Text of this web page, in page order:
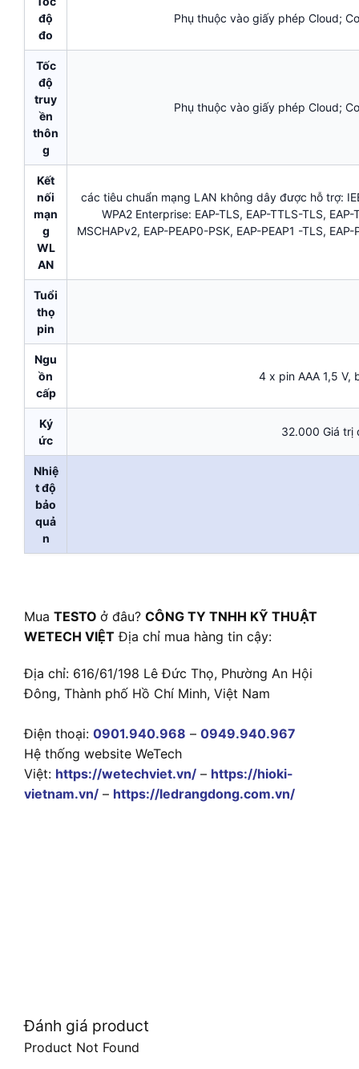
độ
đo
Phụ thuộc vào giấy phép Cloud;
Tốc
độ
truy
ền
thôn
g
Phụ thuộc vào giấy phép Cloud;
Kết
nối
mạn
g
WL
AN
các tiêu chuẩn mạng LAN không dây được hỗ trợ:
WPA2 Enterprise: EAP-TLS, EAP-TTLS-TLS,
MSCHAPv2, EAP-PEAP0-PSK, EAP-PEAP1 -TLS,
Tuổi
thọ
pin
Ngu
ồn
cấp
4 x pin AAA 1,5 V,
Ký
ức
32.000 Giá trị
Nhiệ
t độ
bảo
quả
n
Mua TESTO ở đâu? CÔNG TY TNHH KỸ THUẬT
WETECH VIỆT Địa chỉ mua hàng tin cậy:
Địa chỉ: 616/61/198 Lê Đức Thọ, Phường An Hội
Đông, Thành phố Hồ Chí Minh, Việt Nam
Điện thoại: 0901.940.968 – 0949.940.967
Hệ thống website WeTech
Việt: https://wetechviet.vn/ – https://hioki-
vietnam.vn/ – https://ledrangdong.com.vn/
Đánh giá product
Product Not Found